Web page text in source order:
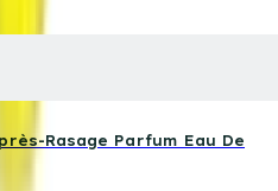
Rasage Parfum Eau De